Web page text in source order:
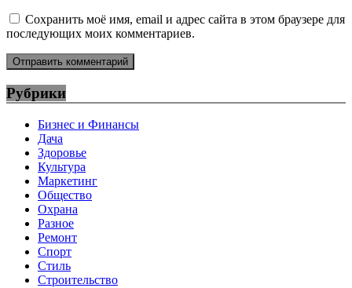
Сохранить моё имя, email и адрес сайта в этом браузере для
последующих моих комментариев.
Рубрики
Бизнес и Финансы
Дача
Здоровье
Культура
Маркетинг
Общество
Охрана
Разное
Ремонт
Спорт
Стиль
Строительство